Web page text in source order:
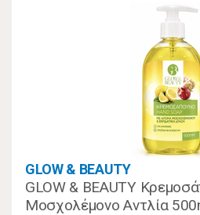
GLOW & BEAUTY
GLOW & BEAUTY
Μοσχολέμονο Αντλία